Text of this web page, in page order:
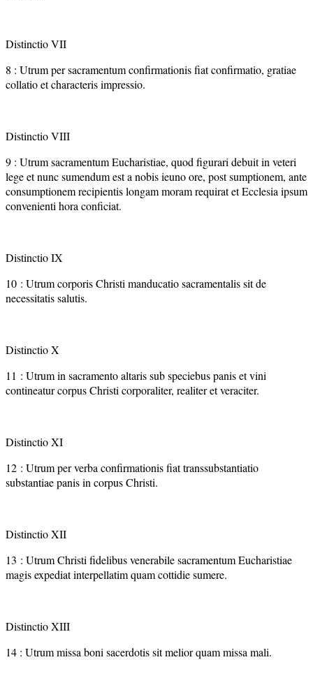
Distinctio VII
8 : Utrum per sacramentum confirmationis fiat confirmatio, gratiae
collatio et characteris impressio.
Distinctio VIII
9 : Utrum sacramentum Eucharistiae, quod figurari debuit in veteri
lege et nunc sumendum est a nobis ieuno ore, post sumptionem, ante
consumptionem recipientis longam moram requirat et Ecclesia ipsum
convenienti hora conficiat.
Distinctio IX
10 : Utrum corporis Christi manducatio sacramentalis sit de
necessitatis salutis.
Distinctio X
11 : Utrum in sacramento altaris sub speciebus panis et vini
contineatur corpus Christi corporaliter, realiter et veraciter.
Distinctio XI
12 : Utrum per verba confirmationis fiat transsubstantiatio
substantiae panis in corpus Christi.
Distinctio XII
13 : Utrum Christi fidelibus venerabile sacramentum Eucharistiae
magis expediat interpellatim quam cottidie sumere.
Distinctio XIII
14 : Utrum missa boni sacerdotis sit melior quam missa mali.